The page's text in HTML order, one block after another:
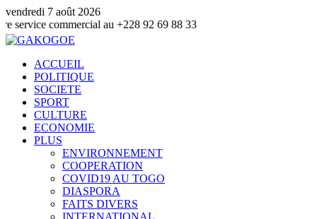
vendredi 7 août 2026
au +228 92 69 88 33
ACCUEIL
POLITIQUE
SOCIETE
SPORT
CULTURE
ECONOMIE
PLUS
ENVIRONNEMENT
COOPERATION
COVID19 AU TOGO
DIASPORA
FAITS DIVERS
INTERNATIONAL